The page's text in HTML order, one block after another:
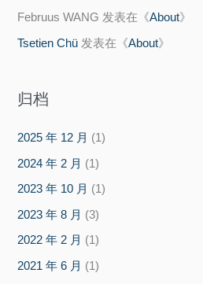
Februus WANG 发表在《About》
Tsetien Chü 发表在《About》
归档
2025 年 12 月 (1)
2024 年 2 月 (1)
2023 年 10 月 (1)
2023 年 8 月 (3)
2022 年 2 月 (1)
2021 年 6 月 (1)